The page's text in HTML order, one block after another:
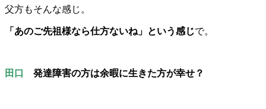
父方もそんな感じ。
「あのご先祖様なら仕方ないね」という感じで。
田口 発達障害の方は余暇に生きた方が幸せ？